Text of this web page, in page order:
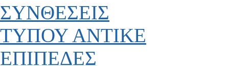
ΣΥΝΘΕΣΕΙΣ
ΤΥΠΟΥ ΑΝΤΙΚΕ
ΕΠΙΠΕΔΕΣ